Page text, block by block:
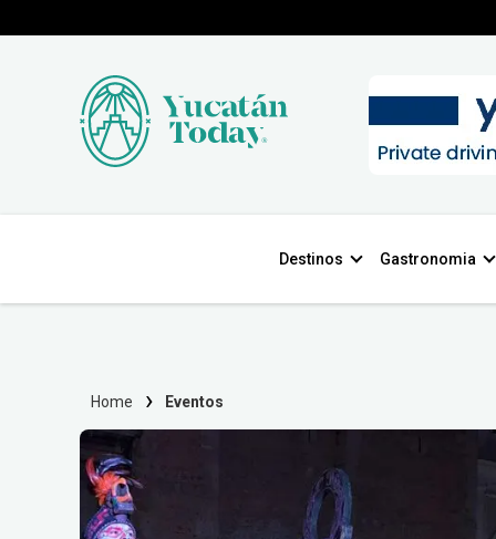
Destinos Gastronomia
Home Eventos